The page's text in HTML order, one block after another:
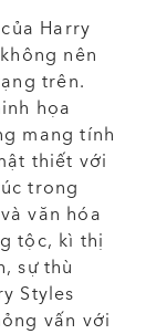
Harry
nên
trên.
họa
mang tính
thiết với
trong
văn hóa
tộc, kì thị
sự thù
Styles
vấn với